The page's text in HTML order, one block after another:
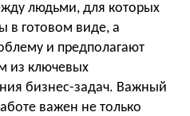
людьми, для которых
в готовом виде, а
и предполагают
из ключевых
бизнес-задач. Важный
важен не только